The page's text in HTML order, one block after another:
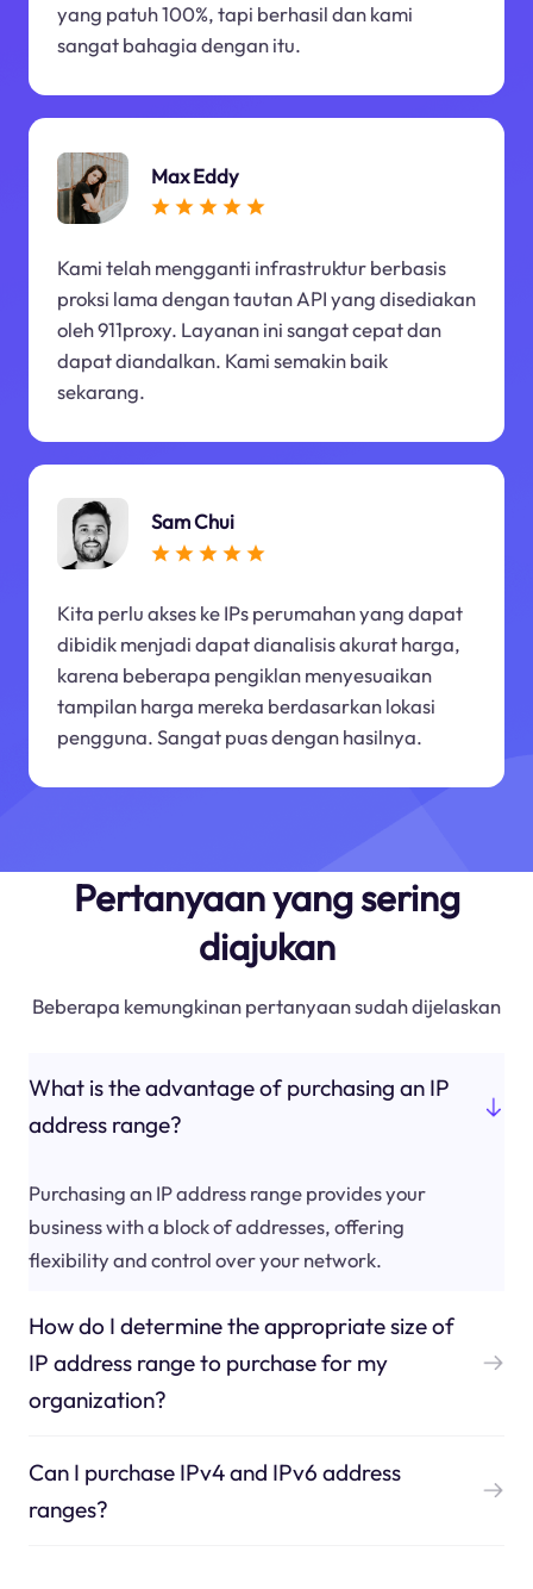
yang patuh 100%, tapi berhasil dan kami
sangat bahagia dengan itu.
Max Eddy
Kami telah mengganti infrastruktur berbasis
proksi lama dengan tautan API yang disediakan
oleh 911proxy. Layanan ini sangat cepat dan
dapat diandalkan. Kami semakin baik
sekarang.
Sam Chui
Kita perlu akses ke IPs perumahan yang dapat
dibidik menjadi dapat dianalisis akurat harga,
karena beberapa pengiklan menyesuaikan
tampilan harga mereka berdasarkan lokasi
pengguna. Sangat puas dengan hasilnya.
Pertanyaan yang sering
diajukan
Beberapa kemungkinan pertanyaan sudah dijelaskan
What is the advantage of purchasing an IP
address range?
Purchasing an IP address range provides your
business with a block of addresses, offering
flexibility and control over your network.
How do I determine the appropriate size of
IP address range to purchase for my
organization?
Can I purchase IPv4 and IPv6 address
ranges?